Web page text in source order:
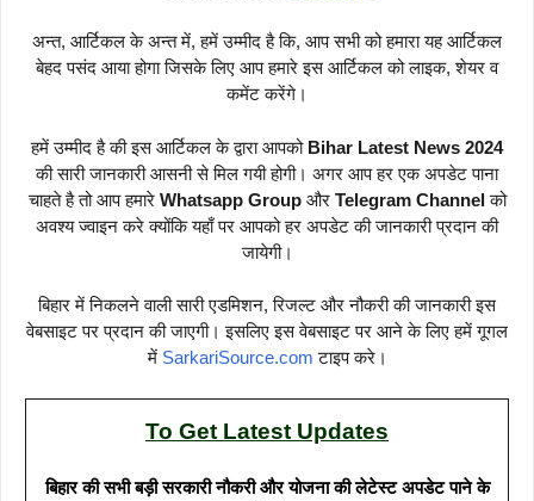
अन्त, आर्टिकल के अन्त में, हमें उम्मीद है कि, आप सभी को हमारा यह आर्टिकल
बेहद पसंद आया होगा जिसके लिए आप हमारे इस आर्टिकल को लाइक, शेयर व
कमेंट करेंगे।
हमें उम्मीद है की इस आर्टिकल के द्वारा आपको Bihar Latest News 2024
की सारी जानकारी आसनी से मिल गयी होगी। अगर आप हर एक अपडेट पाना
चाहते है तो आप हमारे Whatsapp Groupऔर Telegram Channelको
अवश्य ज्वाइन करे क्योंकि यहाँ पर आपको हर अपडेट की जानकारी प्रदान की
जायेगी।
बिहार में निकलने वाली सारी एडमिशन, रिजल्ट और नौकरी की जानकारी इस
वेबसाइट पर प्रदान की जाएगी। इसलिए इस वेबसाइट पर आने के लिए हमें गूगल
में SarkariSource.com टाइप करे।
To Get Latest Updates
बिहार की सभी बड़ी सरकारी नौकरी और योजना की लेटेस्ट अपडेट पाने के